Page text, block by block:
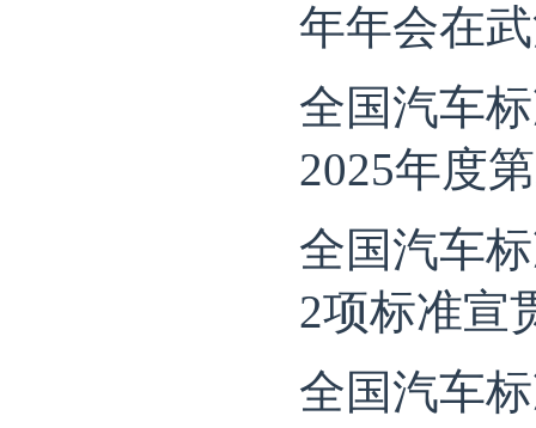
年年会在
全国汽车
2025年度
全国汽车
2项标准宣
全国汽车